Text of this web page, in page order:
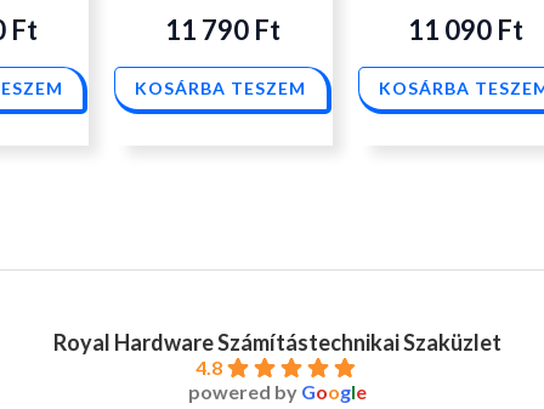
Ft 11 790 Ft
KOSÁRBA TESZEM
11 090 Ft
KOSÁRBA
Royal Hardware Számítástechnikai Szaküzlet
4.8
powered by Google